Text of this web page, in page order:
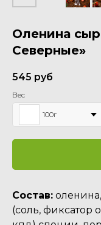
Оленина
Северные»
545 руб
Вес
100г
Состав:
(соль, фиксатор